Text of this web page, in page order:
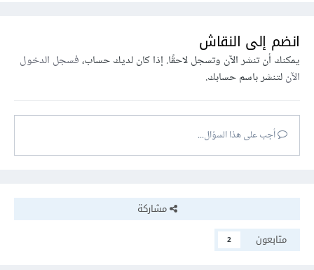
انضم إلى النقاش
يمكنك أن تنشر الآن وتسجل لاحقًا. إذا كان لديك حساب،فسجل الدخول
الآنلتنشر باسم حسابك.
أجب على هذا السؤال...
مشاركة
متابعون
2